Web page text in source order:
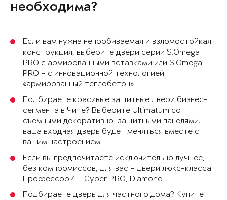
необходима?
Если вам нужна непробиваемая и взломостойкая
конструкция, выберите двери серии S.Omega
PRO с армированными вставками или S.Omega
PRO – с инновационной технологией
«армированный теплобетон».
Подбираете красивые защитные двери бизнес-
сегмента в Чите? Выберите Ultimatum со
съемными декоративно-защитными панелями:
ваша входная дверь будет меняться вместе с
вашим настроением.
Если вы предпочитаете исключительно лучшее,
без компромиссов, для вас – двери люкс-класса
Профессор 4+, Cyber PRO, Diamond.
Подбираете дверь для частного дома? Купите